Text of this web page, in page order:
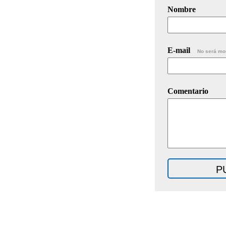
Nombre
E-mail No será
Comentario